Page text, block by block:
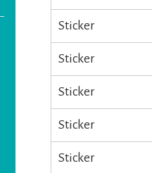
Sticker
Sticker
Sticker
Sticker
Sticker